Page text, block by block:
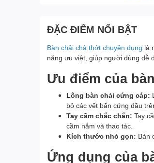
ĐẶC ĐIỂM NỔI BẬT
Bàn chải chà thớt chuyên dụng là
năng ưu việt, giúp người dùng dễ
Ưu điểm của
Lông bàn chải cứng cáp:
bỏ các vết bẩn cứng đầu
Tay cầm chắc chắn: Tay
cầm nắm và thao tác.
Kích thước nhỏ gọn: Bàn
Ứng dụng của